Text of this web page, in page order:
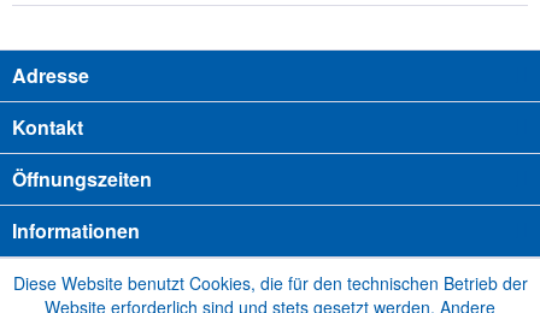
Adresse
Kontakt
Öffnungszeiten
Informationen
Diese Website benutzt Cookies, die für den technischen Betrieb der
Website erforderlich sind und stets gesetzt werden. Andere